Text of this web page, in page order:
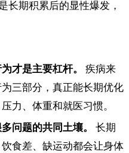
长期积累后的显性爆发，
才是主要杠杆。
疾病来
三部分，真正能长期优化
力、体重和就医习惯。
问题的共同土壤。
长期
食差、缺运动都会让身体